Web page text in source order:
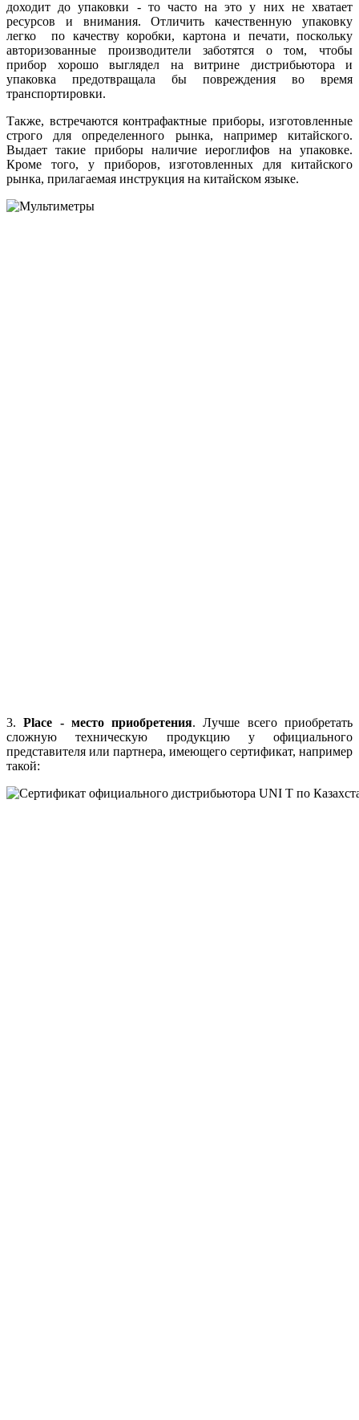
доходит до упаковки - то часто на это у них не хватает
ресурсов и внимания. Отличить качественную упаковку
легко по качеству коробки, картона и печати, поскольку
авторизованные производители заботятся о том, чтобы
прибор хорошо выглядел на витрине дистрибьютора и
упаковка предотвращала бы повреждения во время
транспортировки.
Также, встречаются контрафактные приборы, изготовленные
строго для определенного рынка, например китайского.
Выдает такие приборы наличие иероглифов на упаковке.
Кроме того, у приборов, изготовленных для китайского
рынка, прилагаемая инструкция на китайском языке.
3.Place - место приобретения. Лучше всего приобретать
сложную техническую продукцию у официального
представителя или партнера, имеющего сертификат, например
такой: